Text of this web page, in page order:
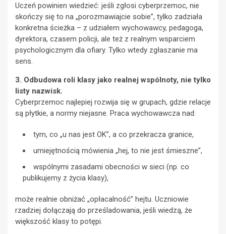
Uczeń powinien wiedzieć: jeśli zgłosi cyberprzemoc, nie
skończy się to na „porozmawiajcie sobie”, tylko zadziała
konkretna ścieżka – z udziałem wychowawcy, pedagoga,
dyrektora, czasem policji, ale też z realnym wsparciem
psychologicznym dla ofiary. Tylko wtedy zgłaszanie ma
sens.
3. Odbudowa roli klasy jako realnej wspólnoty, nie tylko
listy nazwisk.
Cyberprzemoc najlepiej rozwija się w grupach, gdzie relacje
są płytkie, a normy niejasne. Praca wychowawcza nad:
tym, co „u nas jest OK”, a co przekracza granice,
umiejętnością mówienia „hej, to nie jest śmieszne”,
wspólnymi zasadami obecności w sieci (np. co
publikujemy z życia klasy),
może realnie obniżać „opłacalność” hejtu. Uczniowie
rzadziej dołączają do prześladowania, jeśli wiedzą, że
większość klasy to potępi.